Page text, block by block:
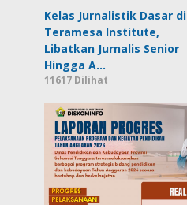
Kelas Jurnalistik Dasar di
Teramesa Institute,
Libatkan Jurnalis Senior
Hingga A…
11617 Dilihat